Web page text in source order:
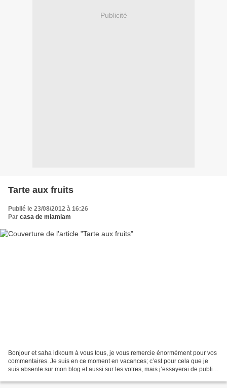
Publicité
Tarte aux fruits
Publié le 23/08/2012 à 16:26
Par casa de miamiam
Bonjour et saha idkoum à vous tous, je vous remercie énormément pour vos
commentaires. Je suis en ce moment en vacances; c’est pour cela que je
suis absente sur mon blog et aussi sur les votres, mais j’essayerai de publier